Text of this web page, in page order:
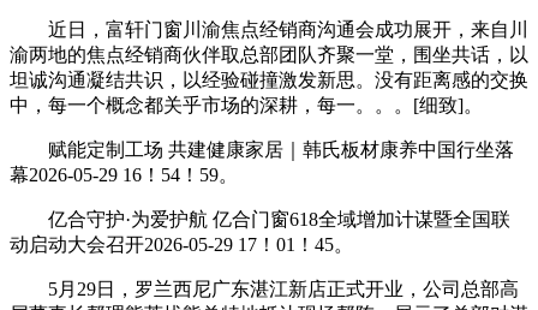
近日，富轩门窗川渝焦点经销商沟通会成功展开，来自川
渝两地的焦点经销商伙伴取总部团队齐聚一堂，围坐共话，以
坦诚沟通凝结共识，以经验碰撞激发新思。没有距离感的交换
中，每一个概念都关乎市场的深耕，每一。。。[细致]。
赋能定制工场 共建健康家居｜韩氏板材康养中国行坐落
幕2026-05-29 16！54！59。
亿合守护·为爱护航 亿合门窗618全域增加计谋暨全国联
动启动大会召开2026-05-29 17！01！45。
5月29日，罗兰西尼广东湛江新店正式开业，公司总部高